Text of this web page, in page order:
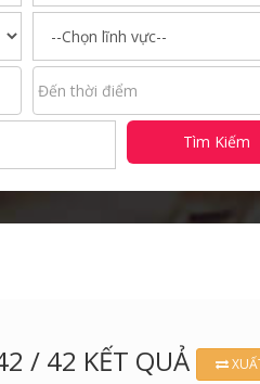
Tìm Kiếm
/ 42 KẾT QUẢ